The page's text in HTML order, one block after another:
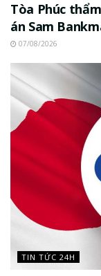
Tòa Phúc
án Sam
07/08/2026
TIN TỨC 24H